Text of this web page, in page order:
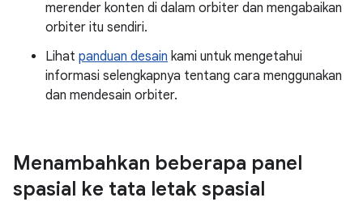
merender konten di dalam orbiter dan mengabaikan
orbiter itu sendiri.
Lihat panduan desain kami untuk mengetahui
informasi selengkapnya tentang cara menggunakan
dan mendesain orbiter.
Menambahkan beberapa panel
spasial ke tata letak spasial